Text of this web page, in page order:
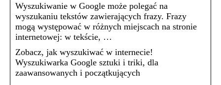
Wyszukiwanie w Google może polegać na
wyszukaniu tekstów zawierających frazy. Frazy
mogą występować w różnych miejscach na stronie
internetowej: w tekście, …
Zobacz, jak wyszukiwać w internecie!
Wyszukiwarka Google sztuki i triki, dla
zaawansowanych i początkujących